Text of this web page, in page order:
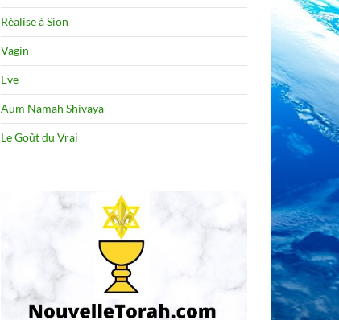
Réalise à Sion
Vagin
Eve
Aum Namah Shivaya
Le Goût du Vrai